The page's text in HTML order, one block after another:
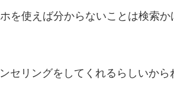
を使えば分からないことは検索か
セリングをしてくれるらしいから